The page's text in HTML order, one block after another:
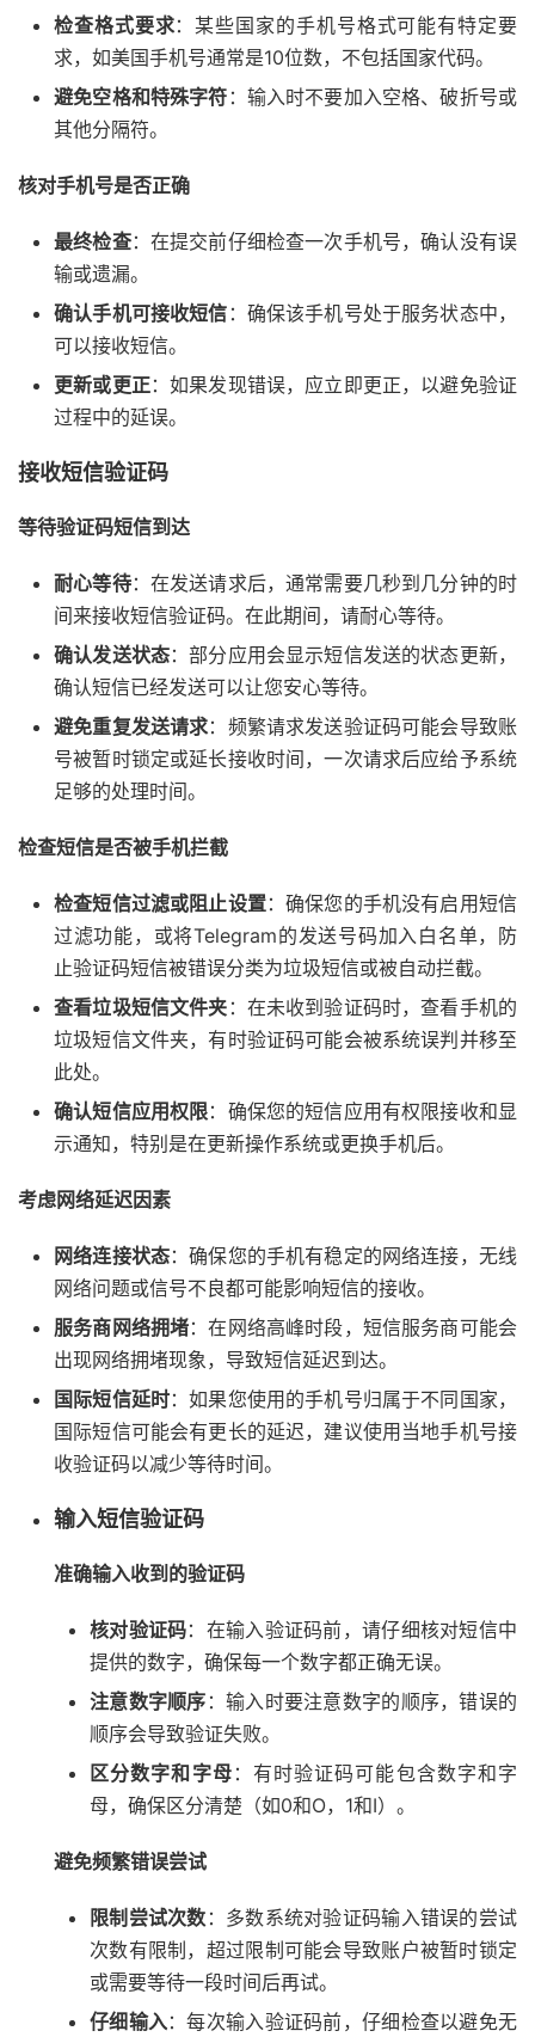
检查格式要求：某些国家的手机号格式可能有特定要
求，如美国手机号通常是10位数，不包括国家代码。
避免空格和特殊字符 ：输入时不要加入空格、破折号或
其他分隔符。
核对手机号是否正确
最终检查：在提交前仔细检查一次手机号，确认没有误
输或遗漏。
确认手机可接收短信 ：确保该手机号处于服务状态中，
可以接收短信。
更新或更正：如果发现错误，应立即更正，以避免验证
过程中的延误。
接收短信验证码
等待验证码短信到达
耐心等待：在发送请求后，通常需要几秒到几分钟的时
间来接收短信验证码。在此期间，请耐心等待。
确认发送状态：部分应用会显示短信发送的状态更新，
确认短信已经发送可以让您安心等待。
避免重复发送请求：频繁请求发送验证码可能会导致账
号被暂时锁定或延长接收时间，一次请求后应给予系统
足够的处理时间。
检查短信是否被手机拦截
检查短信过滤或阻止设置：确保您的手机没有启用短信
过滤功能，或将Telegram的发送号码加入白名单，防
止验证码短信被错误分类为垃圾短信或被自动拦截。
查看垃圾短信文件夹 ：在未收到验证码时，查看手机的
垃圾短信文件夹，有时验证码可能会被系统误判并移至
此处。
确认短信应用权限：确保您的短信应用有权限接收和显
示通知，特别是在更新操作系统或更换手机后。
考虑网络延迟因素
网络连接状态：确保您的手机有稳定的网络连接，无线
网络问题或信号不良都可能影响短信的接收。
服务商网络拥堵：在网络高峰时段，短信服务商可能会
出现网络拥堵现象，导致短信延迟到达。
国际短信延时：如果您使用的手机号归属于不同国家，
国际短信可能会有更长的延迟，建议使用当地手机号接
收验证码以减少等待时间。
输入短信验证码
准确输入收到的验证码
核对验证码：在输入验证码前，请仔细核对短信中
提供的数字，确保每一个数字都正确无误。
注意数字顺序 ：输入时要注意数字的顺序，错误的
顺序会导致验证失败。
区分数字和字母 ：有时验证码可能包含数字和字
母，确保区分清楚（如0和O，1和I）。
避免频繁错误尝试
限制尝试次数 ：多数系统对验证码输入错误的尝试
次数有限制，超过限制可能会导致账户被暂时锁定
或需要等待一段时间后再试。
仔细输入：每次输入验证码前，仔细检查以避免无